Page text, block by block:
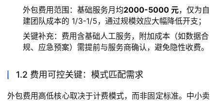
外包费用范围：基础服务月均2000-5000 元，仅为自
建团队成本的 1/3-1/5，通过规模效应大幅降低开支；
关键补充：费用含基础人工服务，附加成本（如数据合
规、应急预案）需提前与服务商确认，避免隐性收费。
1.2 费用可控关键：模式匹配需求
外包费用高低核心取决于计费模式，而非固定标准。中小卖